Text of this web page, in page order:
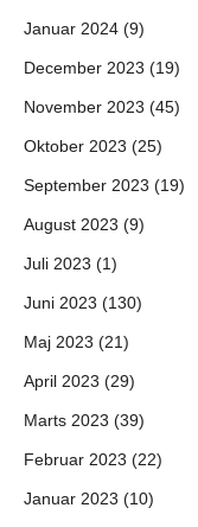
Januar 2024 (9)
December 2023 (19)
November 2023 (45)
Oktober 2023 (25)
September 2023 (19)
August 2023 (9)
Juli 2023 (1)
Juni 2023 (130)
Maj 2023 (21)
April 2023 (29)
Marts 2023 (39)
Februar 2023 (22)
Januar 2023 (10)